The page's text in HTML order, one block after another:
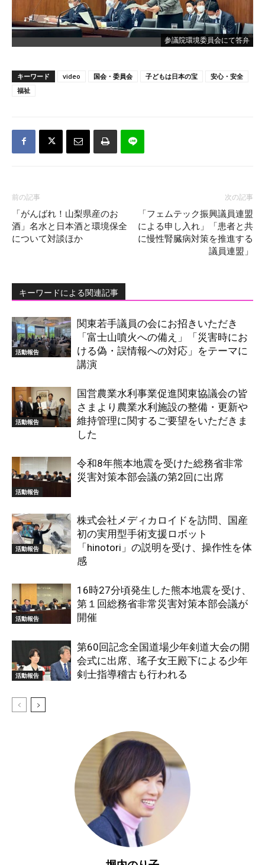
参議院環境委員会にて答弁
キーワード video 国会・委員会 子どもは日本の宝
安心・安全
福祉
前の記事
「がんばれ！山梨県産のお
酒」名水と日本酒と環境保全
について対談ほか
次の記事
「フェムテック振興議員連盟
による申し入れ」「患者と共
に慢性腎臓病対策を推進する
議員連盟」
キーワードによる関連記事
活動報告
関東若手議員の会にお招きいただき
「富士山噴火への備え」「災害時にお
ける偽・誤情報への対応」をテーマに
講演
活動報告
国営農業水利事業促進関東協議会の皆
さまより農業水利施設の整備・更新や
維持管理に関するご要望をいただきま
した
活動報告
令和8年熊本地震を受けた総務省非常
災害対策本部会議の第2回に出席
活動報告
株式会社メディカロイドを訪問、国産
初の実用型手術支援ロボット
「hinotori」の説明を受け、操作性を体
感
活動報告
16時27分頃発生した熊本地震を受け、
第１回総務省非常災害対策本部会議が
開催
活動報告
第60回記念全国道場少年剣道大会の開
会式に出席、瑤子女王殿下による少年
剣士指導稽古も行われる